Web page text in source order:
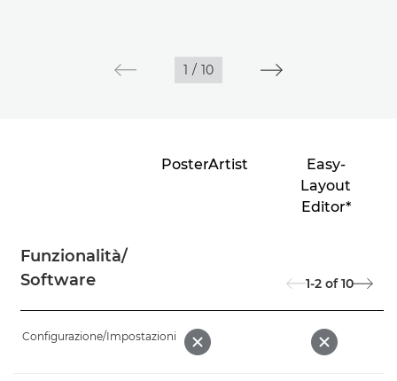
1 / 10
Funzionalità/
Software
PosterArtist
Easy-
Layout
Editor*
1-2 of 10
Configurazione/Impostazioni